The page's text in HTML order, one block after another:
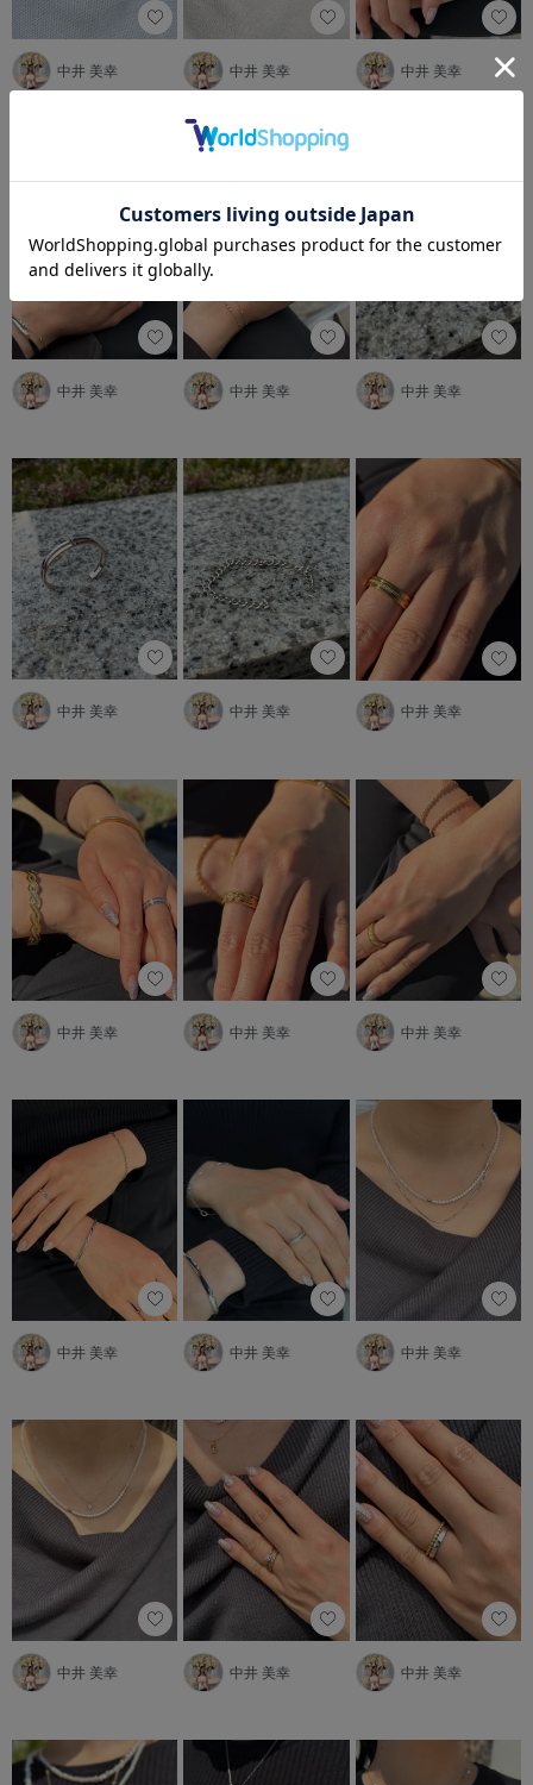
中井 美幸 中井 美幸 中井 美幸
中井 美幸 中井 美幸 中井 美幸
中井 美幸 中井 美幸 中井 美幸
中井 美幸 中井 美幸 中井 美幸
中井 美幸 中井 美幸 中井 美幸
中井 美幸 中井 美幸 中井 美幸